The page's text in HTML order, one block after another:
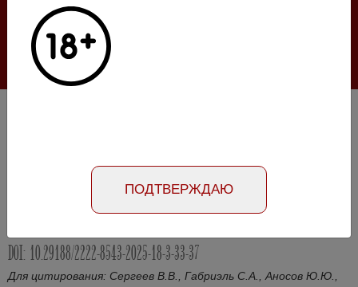
Галлюцинации больших языковых моделей
в клинической урологии
Номер №3, 2025- стр. 33-37
Абстракт на русском языке
Абстракт на английском языке
DOI: 10.29188/2222-8543-2025-18-3-33-37
Для цитирования: Сергеев В.В., Габриэль С.А., Аносов Ю.Ю.,
ПОДТВЕРЖДАЮ